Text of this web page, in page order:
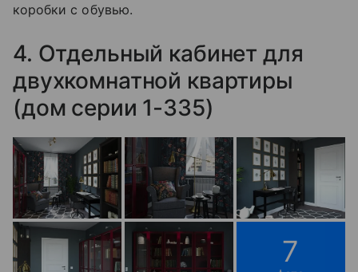
коробки с обувью.
4. Отдельный кабинет для
двухкомнатной квартиры
(дом серии 1-335)
7